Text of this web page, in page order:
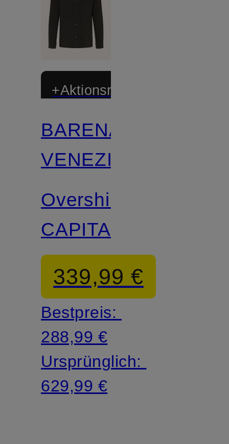
+Aktionsrabatt
BARENA
VENEZIA
Overshirt
CAPITAN
339,99 €
Bestpreis:
288,99 €
Ursprünglich:
629,99 €